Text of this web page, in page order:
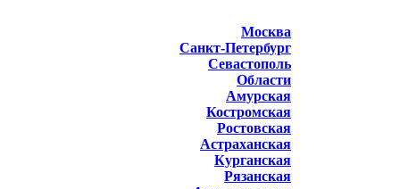
Москва
Санкт-Петербург
Севастополь
Области
Амурская
Костромская
Ростовская
Астраханская
Курганская
Рязанская